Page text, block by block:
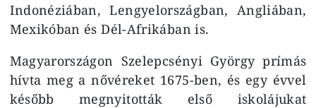
Indonéziában, Lengyelországban, Angliában,
Mexikóban és Dél-Afrikában is.
Magyarországon Szelepcsényi György prímás
hívta meg a nővéreket 1675-ben, és egy évvel
később megnyitották első iskolájukat